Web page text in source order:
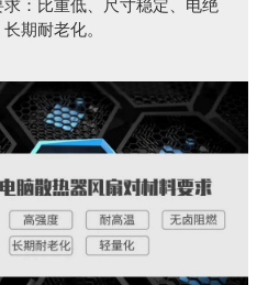
期耐老化。